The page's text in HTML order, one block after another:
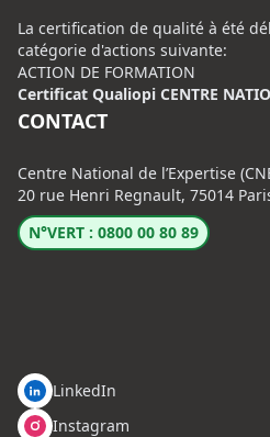
La certification de qualité à été
catégorie d'actions suivante:
ACTION DE FORMATION
Certificat Qualiopi CENTRE
CONTACT
Centre National de l’Expertise
20 rue Henri Regnault, 75014
N°VERT : 0800 00 80 89
LinkedIn
Instagram